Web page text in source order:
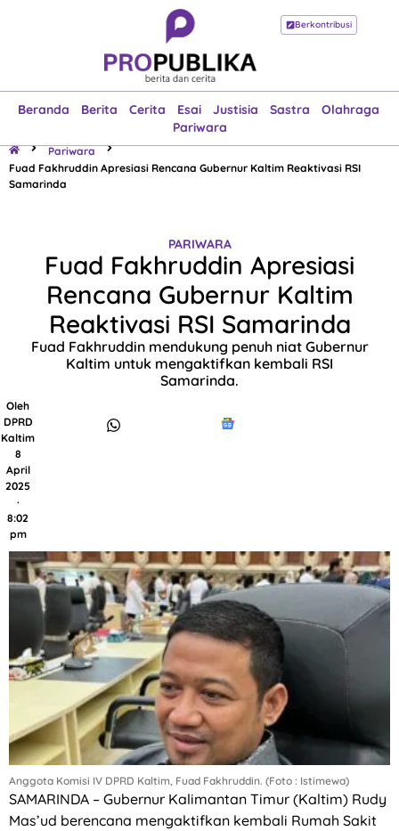
Berkontribusi
Beranda Berita Cerita Esai Justisia Sastra
Olahraga
Pariwara
Beranda
Esai
Justisia
Sastra
Olahraga
Pariwara
Pariwara
Fuad Fakhruddin Apresiasi Rencana Gubernur Kaltim Reaktivasi RSI
Samarinda
PARIWARA
Fuad Fakhruddin Apresiasi
Rencana Gubernur Kaltim
Reaktivasi RSI Samarinda
Fuad Fakhruddin mendukung penuh niat Gubernur
Kaltim untuk mengaktifkan kembali RSI
Samarinda.
Oleh
DPRD
Kaltim
8
April
2025
·
8:02
pm
Anggota Komisi IV DPRD Kaltim, Fuad Fakhruddin. (Foto : Istimewa)
SAMARINDA – Gubernur Kalimantan Timur (Kaltim) Rudy
Mas’ud berencana mengaktifkan kembali Rumah Sakit